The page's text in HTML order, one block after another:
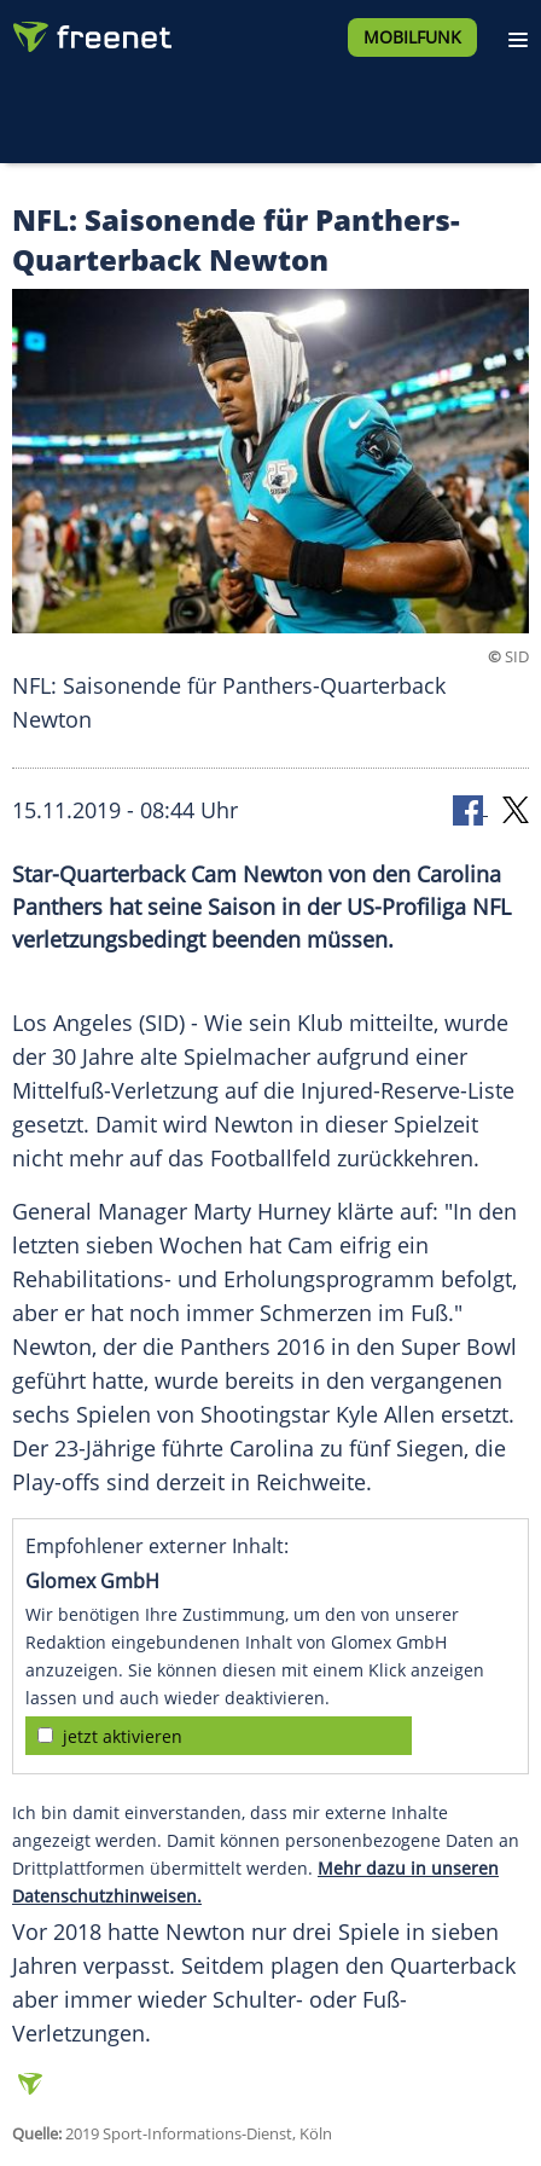
MOBILFUNK
NFL: Saisonende für Panthers-
Quarterback Newton
©SID
NFL: Saisonende für Panthers-Quarterback
Newton
15.11.2019 - 08:44 Uhr
Star-Quarterback Cam Newton von den Carolina
Panthers hat seine Saison in der US-Profiliga NFL
verletzungsbedingt beenden müssen.
Los Angeles (SID) - Wie sein Klub mitteilte, wurde
der 30 Jahre alte Spielmacher aufgrund einer
Mittelfuß-Verletzung auf die Injured-Reserve-Liste
gesetzt. Damit wird Newton in dieser Spielzeit
nicht mehr auf das Footballfeld zurückkehren.
General Manager Marty Hurney klärte auf: "In den
letzten sieben Wochen hat Cam eifrig ein
Rehabilitations- und Erholungsprogramm befolgt,
aber er hat noch immer Schmerzen im Fuß."
Newton, der die Panthers 2016 in den Super Bowl
geführt hatte, wurde bereits in den vergangenen
sechs Spielen von Shootingstar Kyle Allen ersetzt.
Der 23-Jährige führte Carolina zu fünf Siegen, die
Play-offs sind derzeit in Reichweite.
Empfohlener externer Inhalt:
Glomex GmbH
Wir benötigen Ihre Zustimmung, um den von unserer
Redaktion eingebundenen Inhalt von Glomex GmbH
anzuzeigen. Sie können diesen mit einem Klick anzeigen
lassen und auch wieder deaktivieren.
jetzt aktivieren
Ich bin damit einverstanden, dass mir externe Inhalte
angezeigt werden. Damit können personenbezogene Daten an
Drittplattformen übermittelt werden. Mehr dazu in unseren
Datenschutzhinweisen.
Vor 2018 hatte Newton nur drei Spiele in sieben
Jahren verpasst. Seitdem plagen den Quarterback
aber immer wieder Schulter- oder Fuß-
Verletzungen.
Quelle:2019 Sport-Informations-Dienst, Köln